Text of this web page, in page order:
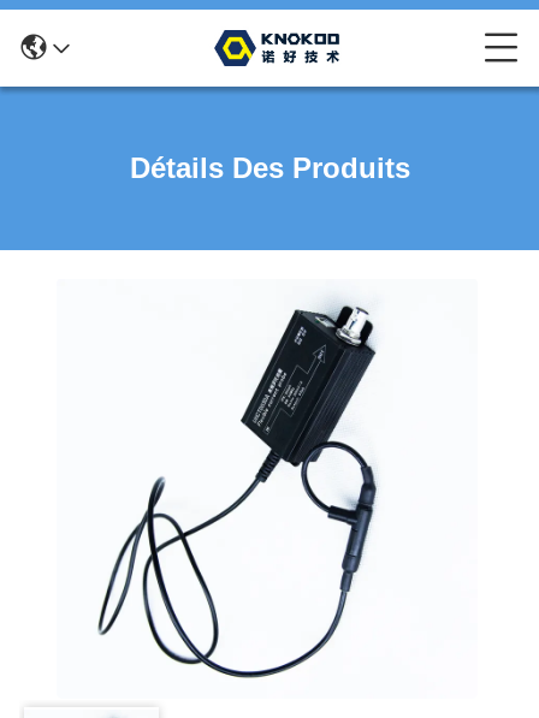
Détails Des Produits